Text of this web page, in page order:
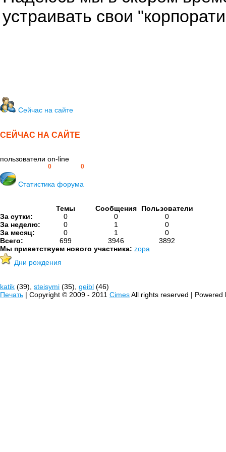
устраивать свои
Сейчас на сайте
СЕЙЧАС НА САЙТЕ
пользователи on-line
0 0
Статистика форума
Темы Сообщения
Пользователи
За сутки:
0 0
0
За неделю:
0 1
0
За месяц:
0 1
0
Всего:
699 3946
3892
Мы приветствуем нового участника: zopa
Дни рождения
katik (39), steisymi (35), geibl (46)
Печать | Copyright © 2009 - 2011 CimesAll rights reserved |